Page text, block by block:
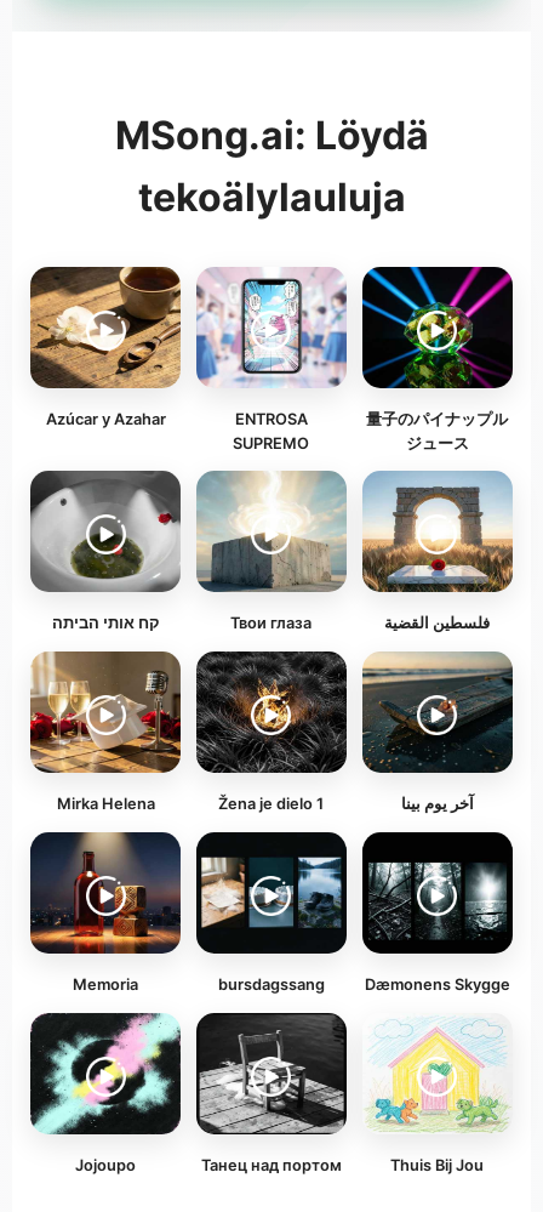
MSong.ai: Löydä
tekoälylauluja
Azúcar y Azahar
ENTROSA
SUPREMO
量子のパイナップル
ジュース
קח אותי הביתה Твои глаза فلسطين القضية
Mirka Helena Žena je dielo 1 آخر يوم بينا
Memoria bursdagssang Dæmonens Skygge
Jojoupo Танец над портом Thuis Bij Jou